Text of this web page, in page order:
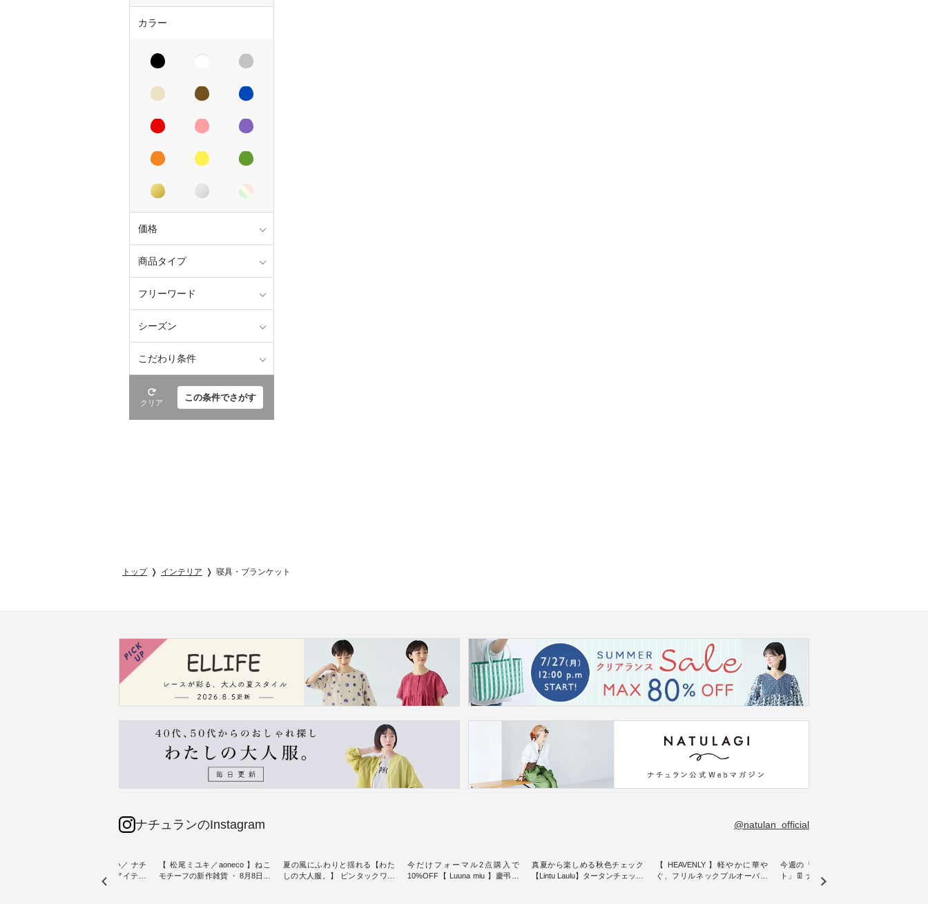
カラー
価格
商品タイプ
フリーワード
シーズン
こだわり条件
クリア この条件でさがす
トップ インテリア 寝具・ブランケット
ナチュランのInstagram @natulan_official
＼今週の新着をおさらい／ ナチ
ュランからお届けしたアイテム
から スタッフが気になるものを
【 松尾ミユキ／aoneco 】ねこ
モチーフの新作雑貨 ・ 8月8日の
夏の風にふわりと揺れる【わた
しの大人服。】 ピンタックワン
今だけフォーマル2点購入で
10%OFF【 Luuna miu 】慶弔両
真夏から楽しめる秋色チェック
【Lintu Laulu】タータンチェック
【 HEAVENLY 】軽やかに華や
ぐ、フリルネックプルオーバー
今週の「スタッフコーディネー
ト」👖 ナチュランスタッフのリ
アルなコーディネートをご紹介